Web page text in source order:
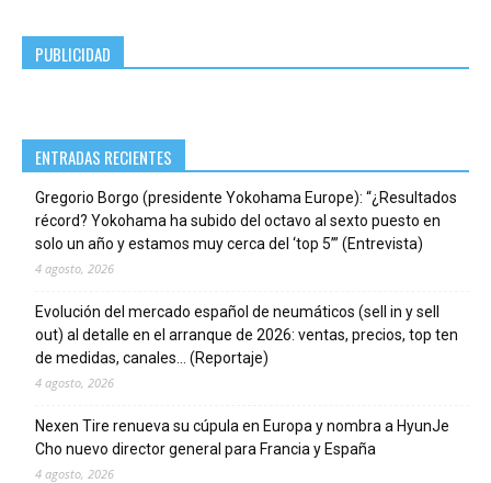
PUBLICIDAD
ENTRADAS RECIENTES
Gregorio Borgo (presidente Yokohama Europe): “¿Resultados
récord? Yokohama ha subido del octavo al sexto puesto en
solo un año y estamos muy cerca del ‘top 5’” (Entrevista)
4 agosto, 2026
Evolución del mercado español de neumáticos (sell in y sell
out) al detalle en el arranque de 2026: ventas, precios, top ten
de medidas, canales… (Reportaje)
4 agosto, 2026
Nexen Tire renueva su cúpula en Europa y nombra a HyunJe
Cho nuevo director general para Francia y España
4 agosto, 2026